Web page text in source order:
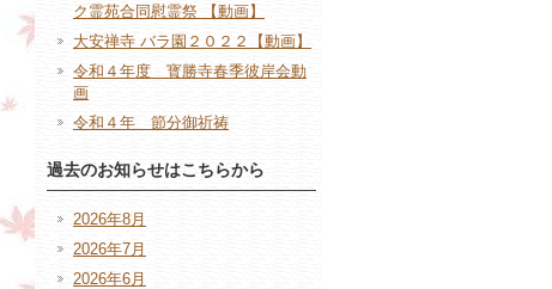
ク霊苑合同慰霊祭 【動画】
大安禅寺 バラ園２０２２【動画】
令和４年度 寳勝寺春季彼岸会動
画
令和４年 節分御祈祷
過去のお知らせはこちらから
2026年8月
2026年7月
2026年6月